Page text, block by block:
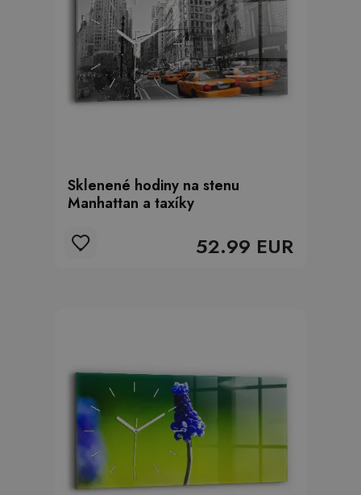
Sklenené hodiny na stenu
Manhattan a taxíky
52.99 EUR